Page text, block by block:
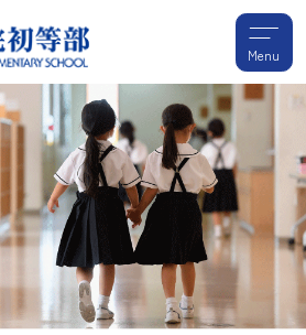
Menu